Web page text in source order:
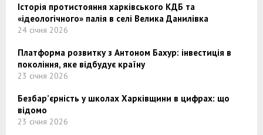
Історія протистояння харківського КДБ та
«ідеологічного» палія в селі Велика Данилівка
24 січня 2026
Платформа розвитку з Антоном Бахур: інвестиція в
покоління, яке відбудує країну
23 січня 2026
Безбар’єрність у школах Харківщини в цифрах: що
відомо
23 січня 2026